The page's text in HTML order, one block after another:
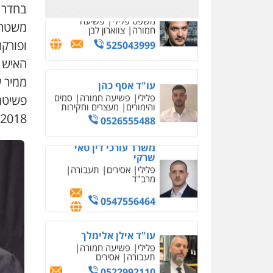
משרד עורכי דין טאי
שרקי
פלילי אסירים תעבורה
עו"ד אילן אלימלך
פלילי פשיעה חמורה
0522992110
פלילי פשיעה חמורה
מעצרים וחקירות
משרד עורכי דין פארס
פלאח
2018.